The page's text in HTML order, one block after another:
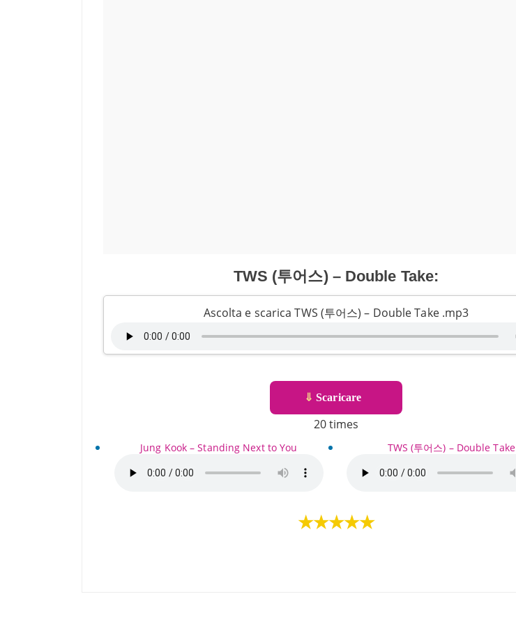
TWS (투어스) – Double Take:
Ascolta e scarica TWS (투어스) – Double Take .mp3
⇓ Scaricare
20 times
Jung Kook – Standing Next to You TWS (투어스) – Double Take
★★★★★